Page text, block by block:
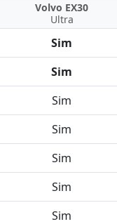
Volvo EX30
Ultra
Sim
Sim
Sim
Sim
Sim
Sim
Sim